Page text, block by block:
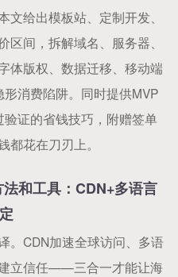
给出模板站、定制开发、
间，拆解域名、服务器、
体版权、数据迁移、移动端
消费陷阱。同时提供MVP
证的省钱技巧，附赠签单
都花在刀刃上。
和工具：CDN+多语言
。CDN加速全球访问、多语
立信任——三合一才能让海